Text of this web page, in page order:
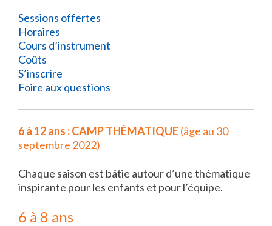
Sessions offertes
Horaires
Cours d’instrument
Coûts
S’inscrire
Foire aux questions
6 à 12 ans : CAMP THÉMATIQUE (âge au 30
septembre 2022)
Chaque saison est bâtie autour d’une thématique
inspirante pour les enfants et pour l’équipe.
6 à 8 ans